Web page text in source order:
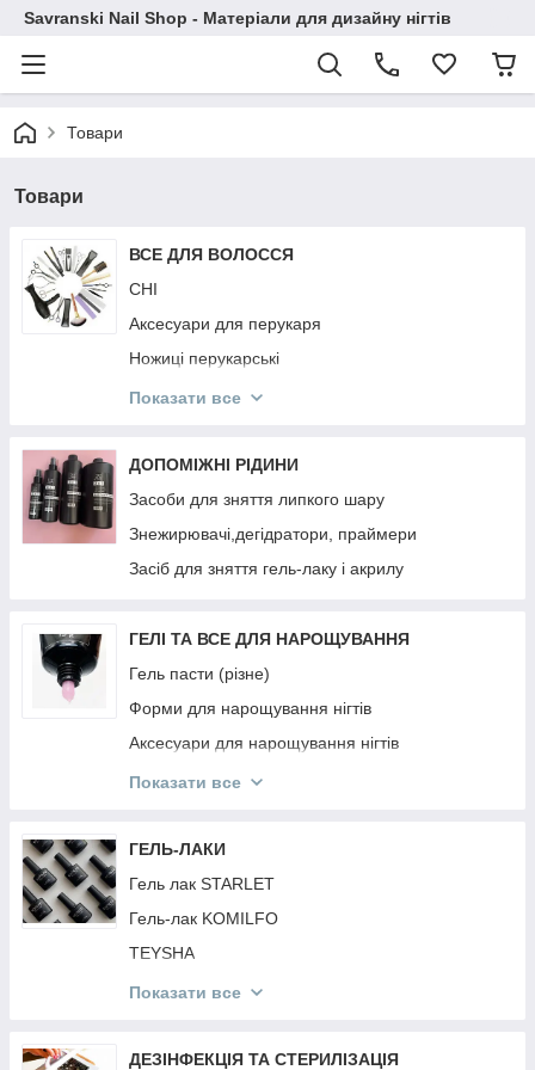
Savranski Nail Shop - Матеріали для дизайну нігтів
Товари
Товари
ВСЕ ДЛЯ ВОЛОССЯ
CHI
Аксесуари для перукаря
Ножиці перукарські
Гребінці
Ellips
KAYPRO
NOOK
РЕЗИНКИ Invisibobble
BRELIL
JNOWA
PROFIStyle
MIRELLA
ARTISTO
MOOD
INEBRYA
CONTEMPORA
КРАБИКИ ТА РЕЗИНКИ
Показати все
ДОПОМІЖНІ РІДИНИ
Засоби для зняття липкого шару
Знежирювачі,дегідратори, праймери
Засіб для зняття гель-лаку і акрилу
ГЕЛІ ТА ВСЕ ДЛЯ НАРОЩУВАННЯ
Гель пасти (різне)
Форми для нарощування нігтів
Аксесуари для нарощування нігтів
Гель фарби
Акрил Акрилгель
Гель павутина
Показати все
ГЕЛЬ-ЛАКИ
Гель лак STARLET
Гель-лак KOMILFO
TEYSHA
Гель лак KODI
Топи і Бази Різне
Показати все
ДЕЗІНФЕКЦІЯ ТА СТЕРИЛІЗАЦІЯ